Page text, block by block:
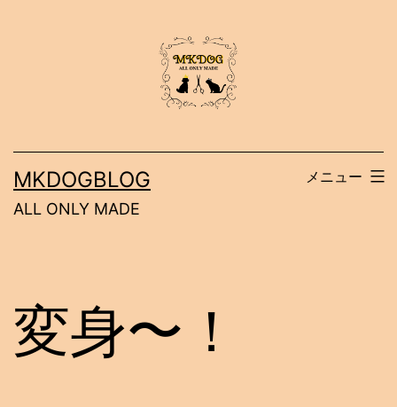
ス
MKDOGBLOG
ALL ONLY MADE
メニュー
変身〜！